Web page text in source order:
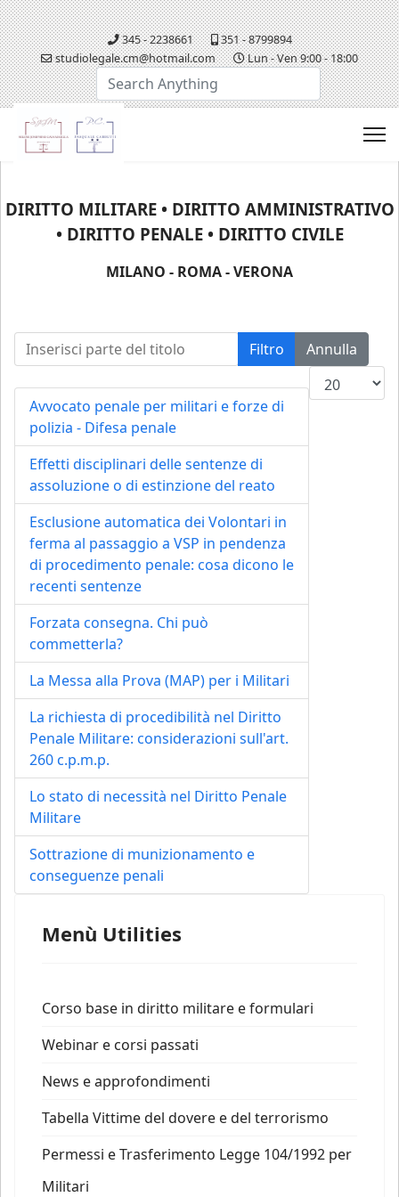
345 - 2238661
351 - 8799894
studiolegale.cm@hotmail.com
Lun - Ven 9:00 - 18:00
DIRITTO MILITARE • DIRITTO AMMINISTRATIVO
• DIRITTO PENALE • DIRITTO CIVILE
MILANO - ROMA - VERONA
Inserisci parte del titolo Filtro
Annulla
Visualizza n.
Avvocato penale per militari e forze di
polizia - Difesa penale
Effetti disciplinari delle sentenze di
assoluzione o di estinzione del reato
Esclusione automatica dei Volontari in
ferma al passaggio a VSP in pendenza
di procedimento penale: cosa dicono le
recenti sentenze
Forzata consegna. Chi può
commetterla?
La Messa alla Prova (MAP) per i Militari
La richiesta di procedibilità nel Diritto
Penale Militare: considerazioni sull'art.
260 c.p.m.p.
Lo stato di necessità nel Diritto Penale
Militare
Sottrazione di munizionamento e
conseguenze penali
Menù Utilities
Corso base in diritto militare e formulari
Webinar e corsi passati
News e approfondimenti
Tabella Vittime del dovere e del terrorismo
Permessi e Trasferimento Legge 104/1992 per
Militari